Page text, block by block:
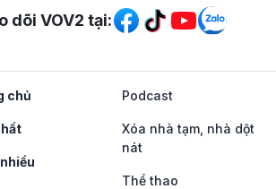
dõi VOV2 tại:
chủ Podcast
Xóa nhà tạm, nhà dột
nát
Thể thao